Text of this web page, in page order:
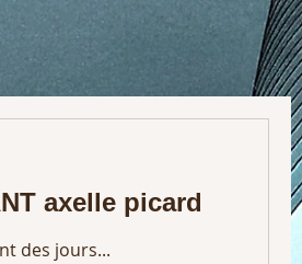
axelle picard
des jours...